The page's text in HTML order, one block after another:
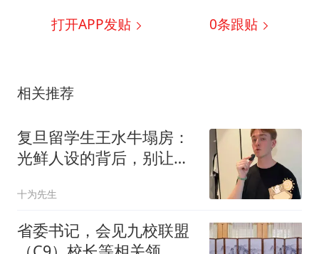
打开APP发贴 0条跟贴
相关推荐
复旦留学生王水牛塌房：
光鲜人设的背后，别让光
十为先生
省委书记，会见九校联盟